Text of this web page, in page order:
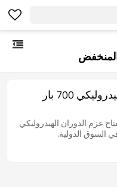
وجع عزم الدوران الهيدروليكي 700 بار
عزم الدوران الهيدروليكي
السوق الدولية.